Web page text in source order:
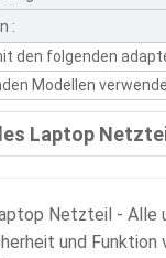
:
den folgenden
Modellen
Laptop
Netzteil - Alle
und Funktion